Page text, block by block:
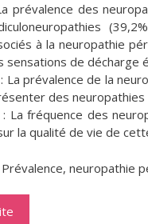
prévalence des
à la neuropathie
sensations de décharge
: La prévalence de la
des
: La fréquence des
la qualité de vie de
Prévalence, neuropathie